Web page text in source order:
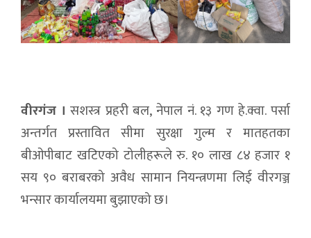
वीरगंज । सशस्त्र प्रहरी बल, नेपाल नं. १३ गण हे.क्वा. पर्सा
अन्तर्गत प्रस्तावित सीमा सुरक्षा गुल्म र मातहतका
बीओपीबाट खटिएको टोलीहरूले रु. १० लाख ८४ हजार १
सय ९० बराबरको अवैध सामान नियन्त्रणमा लिई वीरगञ्ज
भन्सार कार्यालयमा बुझाएको छ।